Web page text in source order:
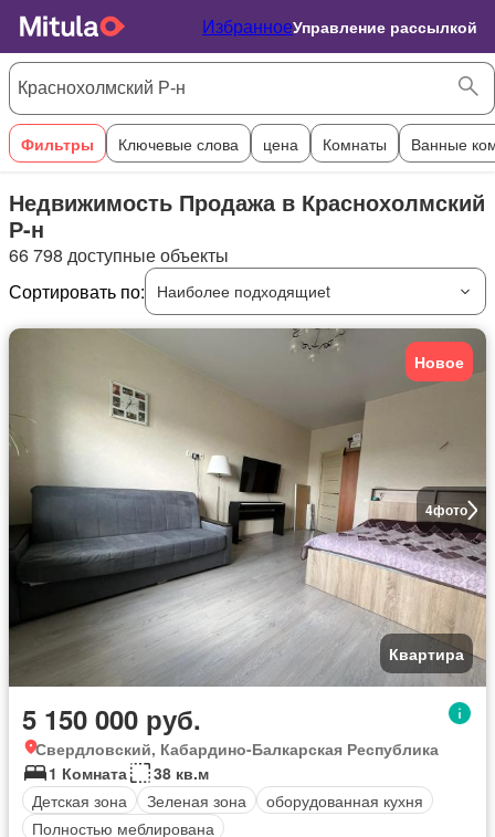
ИзбранноеУправление рассылкой
Фильтры Ключевые слова цена Комнаты Ванные
Недвижимость Продажа в Краснохолмский
Р-н
66 798 доступные объекты
Сортировать по:
Наиболее подходящиеt
4фото
Новое
Квартира
5 150 000 руб.
Свердловский, Кабардино-Балкарская Республика
1 Комната
38 кв.м
Детская зона
Зеленая зона
оборудованная кухня
Полностью меблирована